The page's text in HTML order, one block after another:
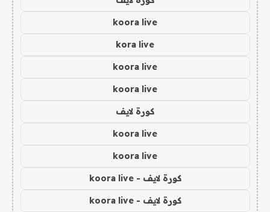
koora live
kora live
koora live
koora live
كورة لايف
koora live
koora live
كورة لايف - koora live
كورة لايف - koora live